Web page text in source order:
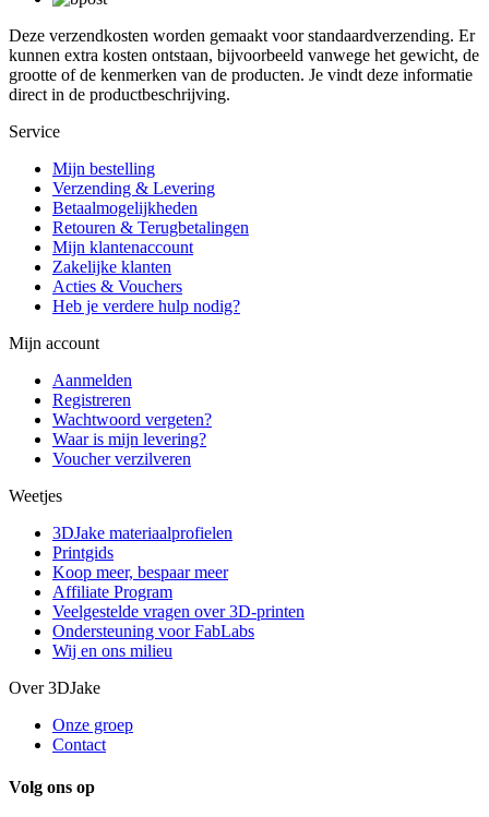
Deze verzendkosten worden gemaakt voor standaardverzending. Er
kunnen extra kosten ontstaan, bijvoorbeeld vanwege het gewicht, de
grootte of de kenmerken van de producten. Je vindt deze informatie
direct in de productbeschrijving.
Service
Mijn bestelling
Verzending & Levering
Betaalmogelijkheden
Retouren & Terugbetalingen
Mijn klantenaccount
Zakelijke klanten
Acties & Vouchers
Heb je verdere hulp nodig?
Mijn account
Aanmelden
Registreren
Wachtwoord vergeten?
Waar is mijn levering?
Voucher verzilveren
Weetjes
3DJake materiaalprofielen
Printgids
Koop meer, bespaar meer
Affiliate Program
Veelgestelde vragen over 3D-printen
Ondersteuning voor FabLabs
Wij en ons milieu
Over 3DJake
Onze groep
Contact
Volg ons op